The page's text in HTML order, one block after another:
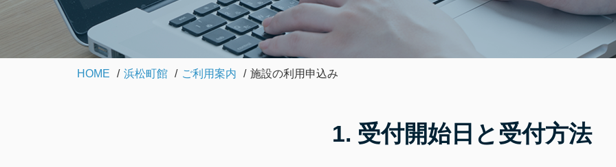
HOME 浜松町館 ご利用案内 施設の利用申込み
1. 受付開始日と受付方法